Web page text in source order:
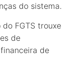
do sistema.
FGTS trouxe
de
de